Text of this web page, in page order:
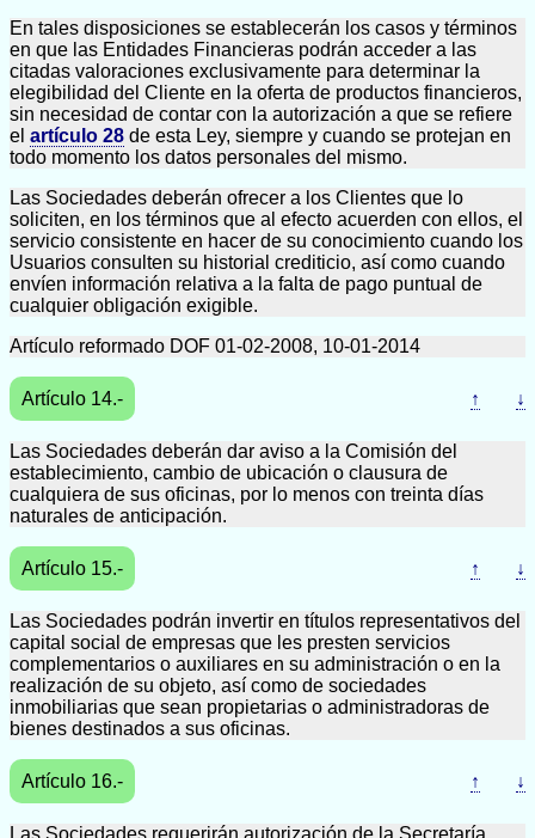
En tales disposiciones se establecerán los casos y términos
en que las Entidades Financieras podrán acceder a las
citadas valoraciones exclusivamente para determinar la
elegibilidad del Cliente en la oferta de productos financieros,
sin necesidad de contar con la autorización a que se refiere
el artículo 28 de esta Ley, siempre y cuando se protejan en
todo momento los datos personales del mismo.
Las Sociedades deberán ofrecer a los Clientes que lo
soliciten, en los términos que al efecto acuerden con ellos, el
servicio consistente en hacer de su conocimiento cuando los
Usuarios consulten su historial crediticio, así como cuando
envíen información relativa a la falta de pago puntual de
cualquier obligación exigible.
Artículo reformado DOF 01-02-2008, 10-01-2014
Artículo 14.- ↑ ↓
Las Sociedades deberán dar aviso a la Comisión del
establecimiento, cambio de ubicación o clausura de
cualquiera de sus oficinas, por lo menos con treinta días
naturales de anticipación.
Artículo 15.- ↑ ↓
Las Sociedades podrán invertir en títulos representativos del
capital social de empresas que les presten servicios
complementarios o auxiliares en su administración o en la
realización de su objeto, así como de sociedades
inmobiliarias que sean propietarias o administradoras de
bienes destinados a sus oficinas.
Artículo 16.- ↑ ↓